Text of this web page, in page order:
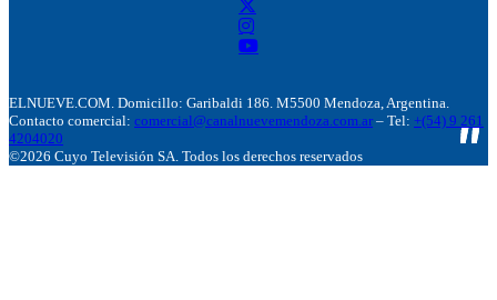
ELNUEVE.COM. Domicillo: Garibaldi 186. M5500 Mendoza, Argentina.
Contacto comercial: comercial@canalnuevemendoza.com.ar – Tel: +(54) 9 261
4204020
©2026 Cuyo Televisión SA. Todos los derechos reservados